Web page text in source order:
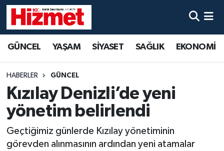
GÜNCEL YAŞAM SİYASET SAĞLIK EKONOMİ
HABERLER GÜNCEL
Kızılay Denizli’de yeni
yönetim belirlendi
Geçtiğimiz günlerde Kızılay yönetiminin
görevden alınmasının ardından yeni atamalar
YAŞAM
SİYASET
SAĞLIK
EKONOMİ
Denizli Hava Durumu
Denizli Trafik Yoğunluk Haritası
Süper Lig Puan Durumu ve Fikstür
Tüm Manşetler